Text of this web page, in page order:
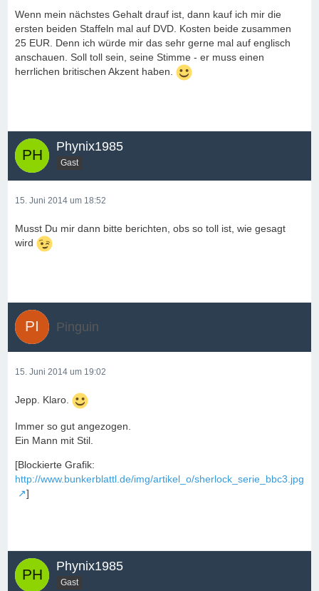
Wenn mein nächstes Gehalt drauf ist, dann kauf ich mir die
ersten beiden Staffeln mal auf DVD. Kosten beide zusammen
25 EUR. Denn ich würde mir das sehr gerne mal auf englisch
anschauen. Soll toll sein, seine Stimme - er muss einen
herrlichen britischen Akzent haben.
Phynix1985
Gast
15. Juni 2014 um 18:52
Musst Du mir dann bitte berichten, obs so toll ist, wie gesagt
wird
Pinguin
15. Juni 2014 um 19:02
Jepp. Klaro.
Immer so gut angezogen.
Ein Mann mit Stil.
[Blockierte Grafik:
http://www.bunkerblattl.de/img/artikel_o/sherlock_serie_bbc3.jpg
]
Phynix1985
Gast